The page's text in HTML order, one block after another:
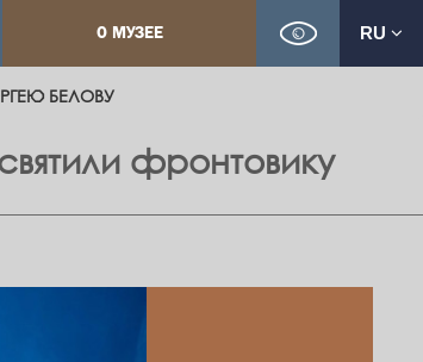
О МУЗЕЕ RU
БЕЛОВУ
фронтовику